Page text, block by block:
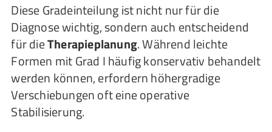
Diese Gradeinteilung ist nicht nur für die
Diagnose wichtig, sondern auch entscheidend
für dieTherapieplanung. Während leichte
Formen mit Grad I häufig konservativ behandelt
werden können, erfordern höhergradige
Verschiebungen oft eine operative
Stabilisierung.